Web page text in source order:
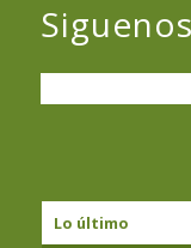
Lo último